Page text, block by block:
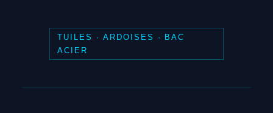
TUILES · ARDOISES · BAC
ACIER